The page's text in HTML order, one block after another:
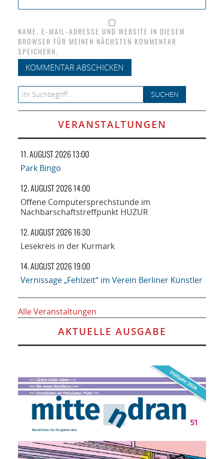
NAME, E-MAIL-ADRESSE UND WEBSITE IN DIESEM
BROWSER FÜR MEINEN NÄCHSTEN KOMMENTAR
SPEICHERN.
Search for:
VERANSTALTUNGEN
11. AUGUST 2026 13:00
Park Bingo
12. AUGUST 2026 14:00
Offene Computersprechstunde im
Nachbarschaftstreffpunkt HUZUR
12. AUGUST 2026 16:30
Lesekreis in der Kurmark
14. AUGUST 2026 19:00
Vernissage „Fehlzeit“ im Verein Berliner Künstler
Alle Veranstaltungen
AKTUELLE AUSGABE